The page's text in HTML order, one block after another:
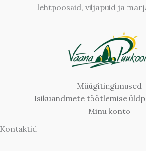
lehtpõõsaid, viljapuid ja
Müügitingimused
Isikuandmete töötlemise
Minu konto
Kontaktid